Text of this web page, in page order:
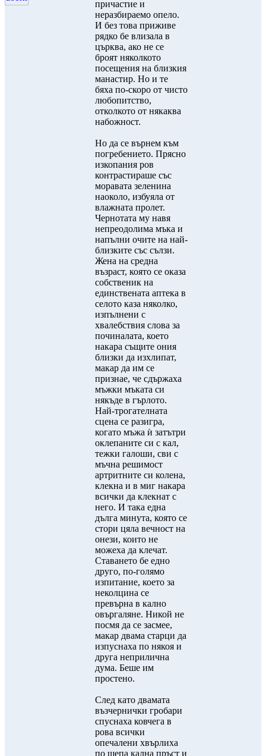
причастие и
неразбираемо опело.
И без това приживе
рядко бе влизала в
църква, ако не се
броят няколкото
посещения на близкия
манастир. Но и те
бяха по-скоро от чисто
любопитство,
отколкото от някаква
набожност.
Но да се върнем към
погребението. Прясно
изкопания ров
контрастираше със
моравата зеленина
наоколо, избуяла от
влажната пролет.
Чернотата му навя
непреодолима мъка и
напълни очите на най-
близките със сълзи.
Жена на средна
възраст, която се оказа
собственик на
единствената аптека в
селото каза няколко,
изпълнени с
хвалебствия слова за
починалата, което
накара същите ония
близки да изхлипат,
макар да им се
признае, че сдържаха
мъжки мъката си
някъде в гърлото.
Най-трогателната
сцена се разигра,
когато мъжа ѝ затътри
оклепаните си с кал,
тежки галоши, сви с
мъчна решимост
артритните си колена,
клекна и в миг накара
всички да клекнат с
него. И така една
дълга минута, която се
стори цяла вечност на
онези, които не
можеха да клечат.
Ставането бе едно
друго, по-голямо
изпитание, което за
неколцина се
превърна в кално
овъргаляне. Никой не
посмя да се засмее,
макар двама старци да
изпуснаха по някоя и
друга неприлична
дума. Беше им
простено.
След като двамата
възчернички гробари
спуснаха ковчега в
рова всички
опечалени хвърлиха
по шепа кална пръст и